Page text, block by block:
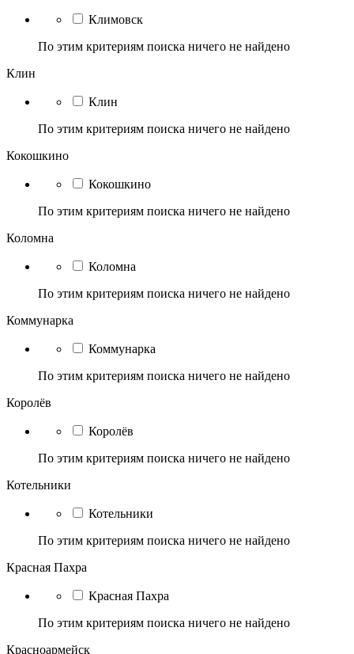
Климовск
По этим критериям поиска ничего не найдено
Клин
Клин
По этим критериям поиска ничего не найдено
Кокошкино
Кокошкино
По этим критериям поиска ничего не найдено
Коломна
Коломна
По этим критериям поиска ничего не найдено
Коммунарка
Коммунарка
По этим критериям поиска ничего не найдено
Королёв
Королёв
По этим критериям поиска ничего не найдено
Котельники
Котельники
По этим критериям поиска ничего не найдено
Красная Пахра
Красная Пахра
По этим критериям поиска ничего не найдено
Красноармейск